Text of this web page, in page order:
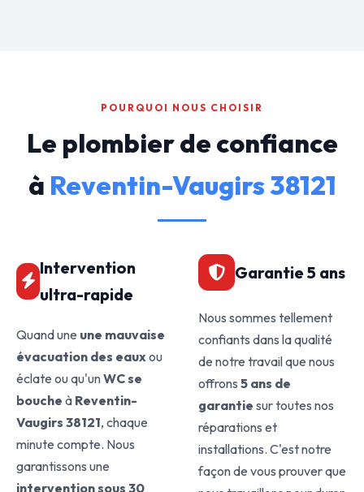
POURQUOI NOUS CHOISIR
Le plombier de confiance
à Reventin-Vaugirs 38121
Intervention
ultra-rapide
Quand une une mauvaise
évacuation des eauxou
éclate ou qu'unWC se
bouche à Reventin-
Vaugirs 38121, chaque
minute compte. Nous
garantissons une
intervention sous 30
Garantie 5 ans
Nous sommes tellement
confiants dans la qualité
de notre travail que nous
offrons 5 ans de
garantie sur toutes nos
réparations et
installations. C'est notre
façon de vous prouver que